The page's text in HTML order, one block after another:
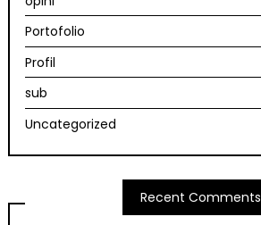
Portofolio
Profil
sub
Uncategorized
Recent Comments